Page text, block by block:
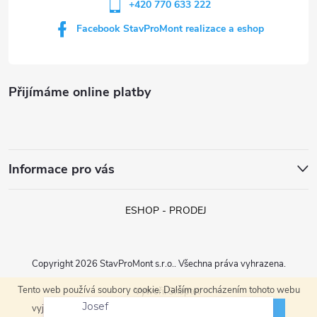
Tento web používá soubory cookie. Dalším procházením tohoto webu
vyjadřujete souhlas s jejich používáním.
v
i
Přijímáme online platby
Informace pro vás
+420 770 633 222
Facebook StavProMont realizace a eshop
ESHOP - PRODEJ
Vytvořil Shoptet
Copyright 2026 StavProMont s.r.o.. Všechna práva vyhrazena.
Josef
právě objednal: